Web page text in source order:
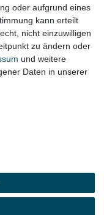
oder aufgrund eines
kann erteilt
nicht einzuwilligen
zu ändern oder
und weitere
Daten in unserer